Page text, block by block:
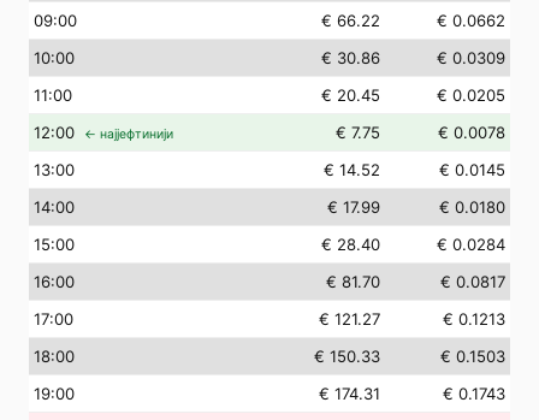
09:00 € 66.22
€ 0.0662
10:00 € 30.86
€ 0.0309
11:00 € 20.45
€ 0.0205
12:00 ← најјефтинији € 7.75
€ 0.0078
13:00 € 14.52
€ 0.0145
14:00 € 17.99
€ 0.0180
15:00 € 28.40
€ 0.0284
16:00 € 81.70
€ 0.0817
17:00 € 121.27
€ 0.1213
18:00 € 150.33
€ 0.1503
19:00 € 174.31
€ 0.1743